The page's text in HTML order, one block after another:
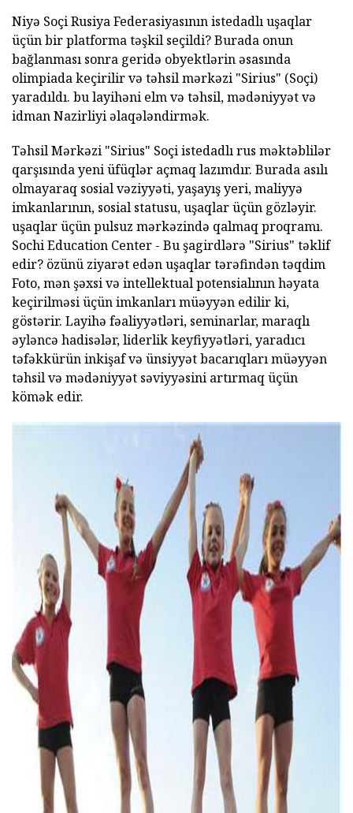
Niyə Soçi Rusiya Federasiyasının istedadlı uşaqlar
üçün bir platforma təşkil seçildi? Burada onun
bağlanması sonra geridə obyektlərin əsasında
olimpiada keçirilir və təhsil mərkəzi "Sirius" (Soçi)
yaradıldı. bu layihəni elm və təhsil, mədəniyyət və
idman Nazirliyi əlaqələndirmək.
Təhsil Mərkəzi "Sirius" Soçi istedadlı rus məktəblilər
qarşısında yeni üfüqlər açmaq lazımdır. Burada asılı
olmayaraq sosial vəziyyəti, yaşayış yeri, maliyyə
imkanlarının, sosial statusu, uşaqlar üçün gözləyir.
uşaqlar üçün pulsuz mərkəzində qalmaq proqramı.
Sochi Education Center - Bu şagirdlərə "Sirius" təklif
edir? özünü ziyarət edən uşaqlar tərəfindən təqdim
Foto, mən şəxsi və intellektual potensialının həyata
keçirilməsi üçün imkanları müəyyən edilir ki,
göstərir. Layihə fəaliyyətləri, seminarlar, maraqlı
əyləncə hadisələr, liderlik keyfiyyətləri, yaradıcı
təfəkkürün inkişaf və ünsiyyət bacarıqları müəyyən
təhsil və mədəniyyət səviyyəsini artırmaq üçün
kömək edir.